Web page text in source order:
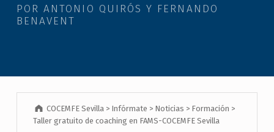
POR ANTONIO QUIRÓS Y FERNANDO
BENAVENT
COCEMFE Sevilla > Infórmate > Noticias > Formación >
Taller gratuito de coaching en FAMS-COCEMFE Sevilla